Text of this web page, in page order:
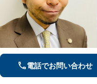
電話でお問い合わせ